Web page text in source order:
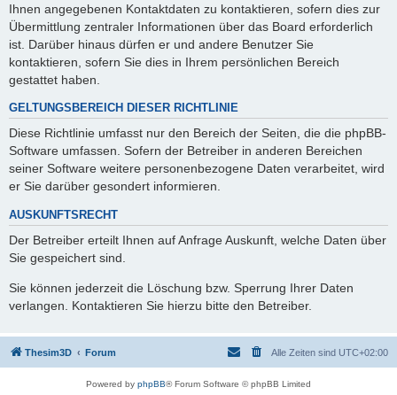
Ihnen angegebenen Kontaktdaten zu kontaktieren, sofern dies zur
Übermittlung zentraler Informationen über das Board erforderlich
ist. Darüber hinaus dürfen er und andere Benutzer Sie
kontaktieren, sofern Sie dies in Ihrem persönlichen Bereich
gestattet haben.
GELTUNGSBEREICH DIESER RICHTLINIE
Diese Richtlinie umfasst nur den Bereich der Seiten, die die phpBB-
Software umfassen. Sofern der Betreiber in anderen Bereichen
seiner Software weitere personenbezogene Daten verarbeitet, wird
er Sie darüber gesondert informieren.
AUSKUNFTSRECHT
Der Betreiber erteilt Ihnen auf Anfrage Auskunft, welche Daten über
Sie gespeichert sind.
Sie können jederzeit die Löschung bzw. Sperrung Ihrer Daten
verlangen. Kontaktieren Sie hierzu bitte den Betreiber.
Thesim3D Forum Alle Zeiten sind UTC+02:00
Powered by phpBB® Forum Software © phpBB Limited